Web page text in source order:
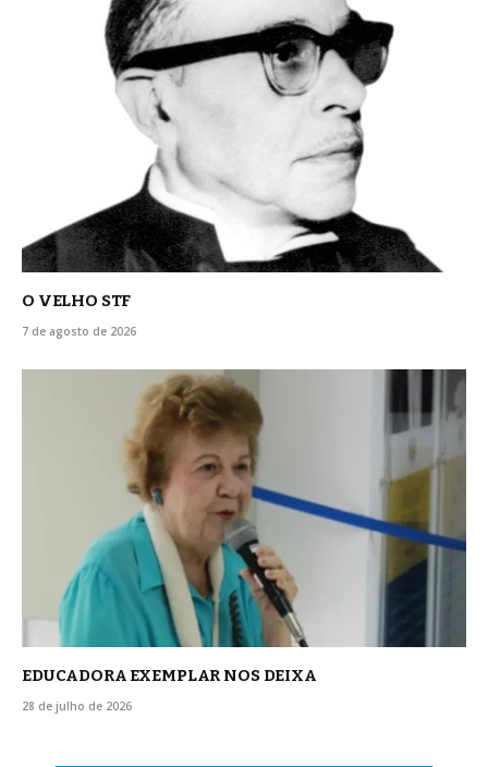
O VELHO STF
7 de agosto de 2026
EDUCADORA EXEMPLAR NOS DEIXA
28 de julho de 2026